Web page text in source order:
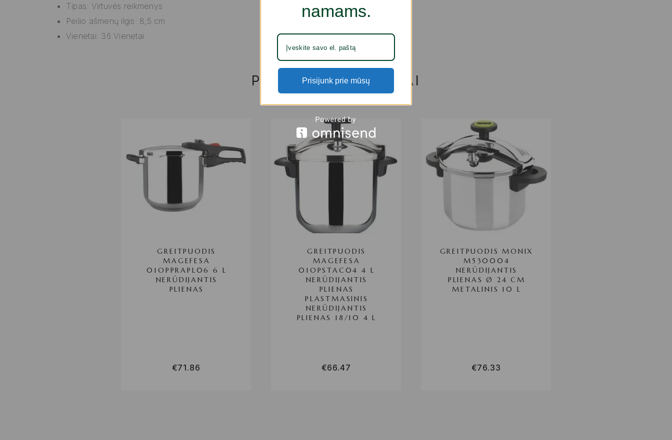
Tipas: Virtuvės reikmenys
Peilio ašmenų ilgis: 8,5 cm
Vienetai: 36 Vienetai
PANAŠŪS PRODUKTAI
GREITPUODIS
MAGEFESA
01OPPRAPL06 6 L
NERŪDIJANTIS
PLIENAS
€71.86
GREITPUODIS
MAGEFESA
01OPSTAC04 4 L
NERŪDIJANTIS
PLIENAS
PLASTMASINIS
NERŪDIJANTIS
PLIENAS 18/10 4 L
€66.47
GREITPUODIS MONIX
M530004
NERŪDIJANTIS
PLIENAS Ø 24 CM
METALINIS 10 L
€76.33
namams.
Prisijunk prie mūsų